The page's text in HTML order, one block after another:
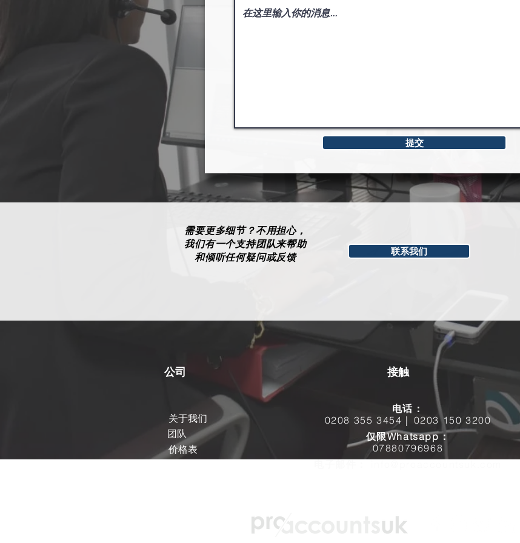
提交
需要更多细节？不用担心，
我们有一个支持团队来帮助
和倾听任何疑问或反馈
联系我们
公司
关于我们
团队
价格表
接触
电话：
0208 355 3454 | 0203 150 3200
仅限Whatsapp：
07880796968